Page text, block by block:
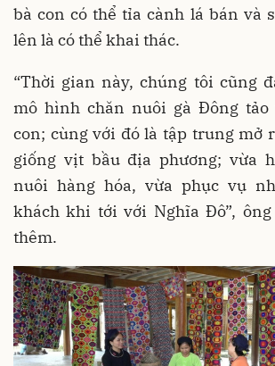
bà con có thể tỉa cành lá bán và
lên là có thể khai thác.
“Thời gian này, chúng tôi cũng
mô hình chăn nuôi gà Đông tảo
con; cùng với đó là tập trung mở
giống vịt bầu địa phương; vừa
nuôi hàng hóa, vừa phục vụ
khách khi tới với Nghĩa Đô”,
thêm.